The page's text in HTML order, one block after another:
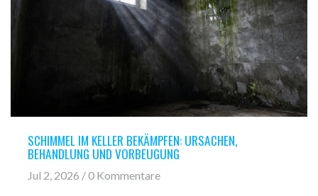
SCHIMMEL IM KELLER BEKÄMPFEN: URSACHEN,
BEHANDLUNG UND VORBEUGUNG
Jul 2, 2026 / 0 Kommentare